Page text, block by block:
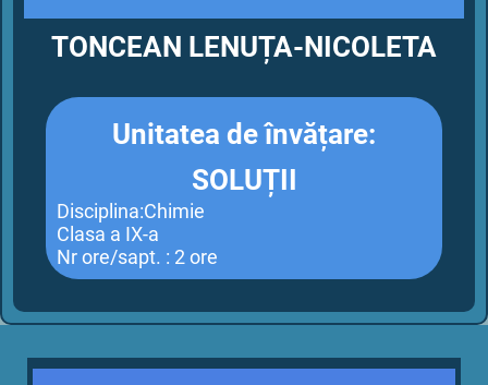
TONCEAN LENUȚA-NICOLETA
Unitatea de învățare:
SOLUȚII
Disciplina:Chimie
Clasa a IX-a
Nr ore/sapt. : 2 ore